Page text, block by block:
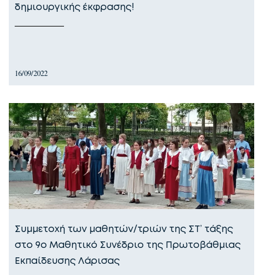
δημιουργικής έκφρασης!
16/09/2022
Συμμετοχή των μαθητών/τριών της ΣΤ’ τάξης
στο 9ο Μαθητικό Συνέδριο της Πρωτοβάθμιας
Εκπαίδευσης Λάρισας